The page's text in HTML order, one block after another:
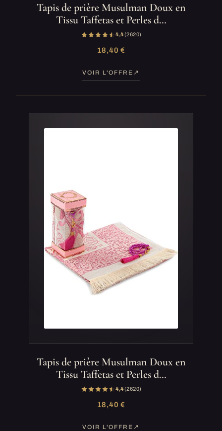
Tapis de prière Musulman Doux en
Tissu Taffetas et Perles d…
4,4(2 620)
18,40 €
VOIR L'OFFRE
Tapis de prière Musulman Doux en
Tissu Taffetas et Perles d…
4,4(2 620)
18,40 €
VOIR L'OFFRE